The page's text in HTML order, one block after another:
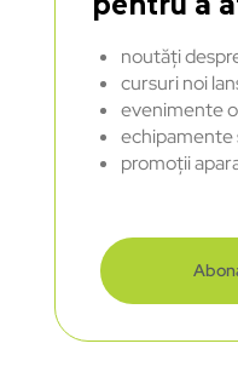
noutăți
cursuri noi
evenimente
echipamente
promoții